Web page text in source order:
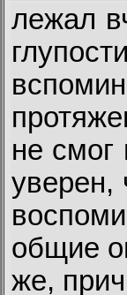
лежал
не смог
уверен,
общие
же,